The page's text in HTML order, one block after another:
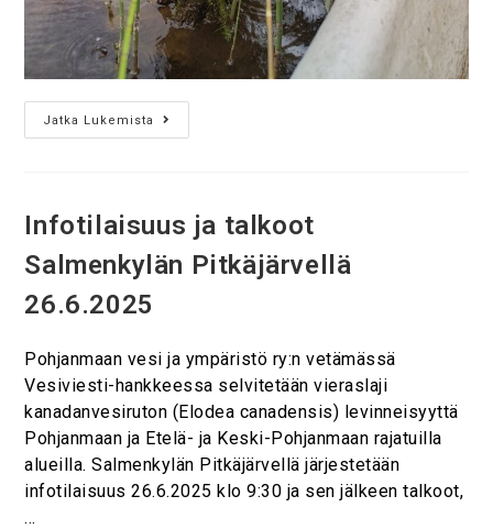
Jatka Lukemista
Infotilaisuus ja talkoot
Salmenkylän Pitkäjärvellä
26.6.2025
Pohjanmaan vesi ja ympäristö ry:n vetämässä
Vesiviesti-hankkeessa selvitetään vieraslaji
kanadanvesiruton (Elodea canadensis) levinneisyyttä
Pohjanmaan ja Etelä- ja Keski-Pohjanmaan rajatuilla
alueilla. Salmenkylän Pitkäjärvellä järjestetään
infotilaisuus 26.6.2025 klo 9:30 ja sen jälkeen talkoot,
…